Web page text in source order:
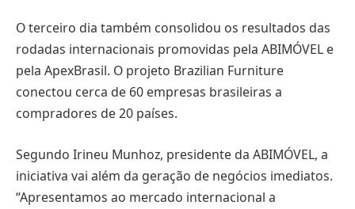
O terceiro dia também consolidou os resultados das
rodadas internacionais promovidas pela ABIMÓVEL e
pela ApexBrasil. O projeto Brazilian Furniture
conectou cerca de 60 empresas brasileiras a
compradores de 20 países.
Segundo Irineu Munhoz, presidente da ABIMÓVEL, a
iniciativa vai além da geração de negócios imediatos.
“Apresentamos ao mercado internacional a